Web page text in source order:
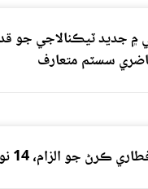
۾ جديد ٽيڪنالاجي جو
سسٽم متعارف
جو الزام، 14 نوجوان گرفتار